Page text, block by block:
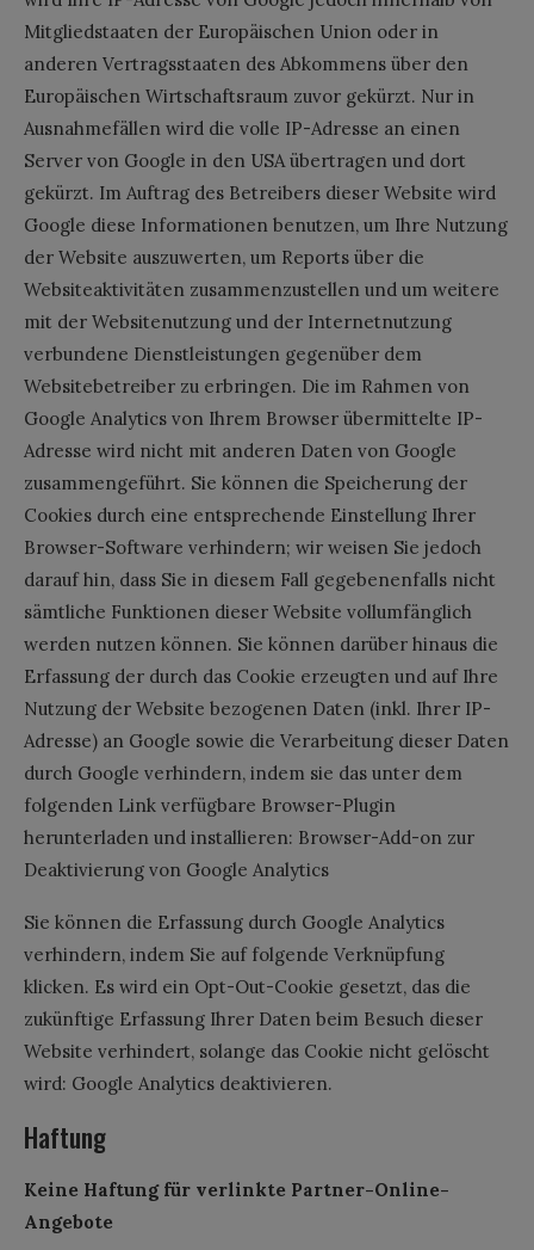
Mitgliedstaaten der Europäischen Union oder in
anderen Vertragsstaaten des Abkommens über den
Europäischen Wirtschaftsraum zuvor gekürzt. Nur in
Ausnahmefällen wird die volle IP-Adresse an einen
Server von Google in den USA übertragen und dort
gekürzt. Im Auftrag des Betreibers dieser Website wird
Google diese Informationen benutzen, um Ihre Nutzung
der Website auszuwerten, um Reports über die
Websiteaktivitäten zusammenzustellen und um weitere
mit der Websitenutzung und der Internetnutzung
verbundene Dienstleistungen gegenüber dem
Websitebetreiber zu erbringen. Die im Rahmen von
Google Analytics von Ihrem Browser übermittelte IP-
Adresse wird nicht mit anderen Daten von Google
zusammengeführt. Sie können die Speicherung der
Cookies durch eine entsprechende Einstellung Ihrer
Browser-Software verhindern; wir weisen Sie jedoch
darauf hin, dass Sie in diesem Fall gegebenenfalls nicht
sämtliche Funktionen dieser Website vollumfänglich
werden nutzen können. Sie können darüber hinaus die
Erfassung der durch das Cookie erzeugten und auf Ihre
Nutzung der Website bezogenen Daten (inkl. Ihrer IP-
Adresse) an Google sowie die Verarbeitung dieser Daten
durch Google verhindern, indem sie das unter dem
folgenden Link verfügbare Browser-Plugin
herunterladen und installieren: Browser-Add-on zur
Deaktivierung von Google Analytics
Sie können die Erfassung durch Google Analytics
verhindern, indem Sie auf folgende Verknüpfung
klicken. Es wird ein Opt-Out-Cookie gesetzt, das die
zukünftige Erfassung Ihrer Daten beim Besuch dieser
Website verhindert, solange das Cookie nicht gelöscht
wird: Google Analytics deaktivieren.
Haftung
Keine Haftung für verlinkte Partner-Online-
Angebote